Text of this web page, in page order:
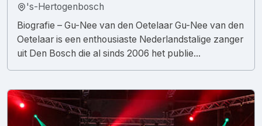
's-Hertogenbosch
Biografie – Gu-Nee van den Oetelaar Gu-Nee van den
Oetelaar is een enthousiaste Nederlandstalige zanger
uit Den Bosch die al sinds 2006 het publie...